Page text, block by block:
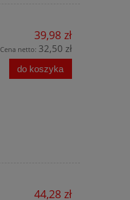
39,98 zł
Cena netto: 32,50 zł
do koszyka
44,28 zł